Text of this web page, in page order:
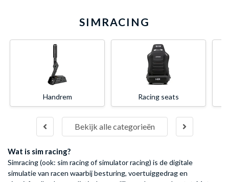
SIMRACING
Bekijk alle categorieën
Handrem Racing seats
Wat is sim racing?
Simracing (ook: sim racing of simulator racing) is de digitale
simulatie van racen waarbij besturing, voertuiggedrag en